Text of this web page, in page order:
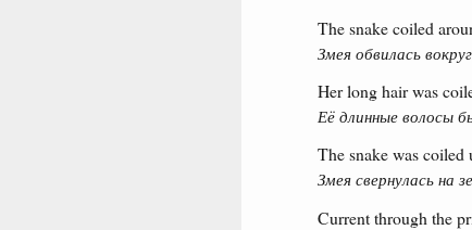
The snake coiled
Змея обвилась
Her long hair was
Её длинные волосы
The snake was coiled
Змея свернулась на
Current through the